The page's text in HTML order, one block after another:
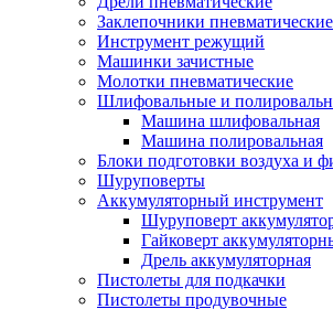
Заклепочники пневматические
Инструмент режущий
Машинки зачистные
Молотки пневматические
Шлифовальные и
Машина шлифовальная
Машина полировальная
Блоки подготовки воздуха и
Шуруповерты
Аккумуляторный инструмент
Шуруповерт
Гайковерт
Дрель аккумуляторная
Пистолеты для подкачки
Пистолеты продувочные